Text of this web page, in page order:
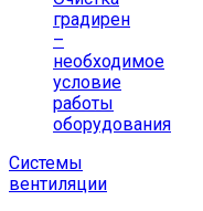
градирен
–
необходимое
условие
работы
оборудования
Системы
вентиляции